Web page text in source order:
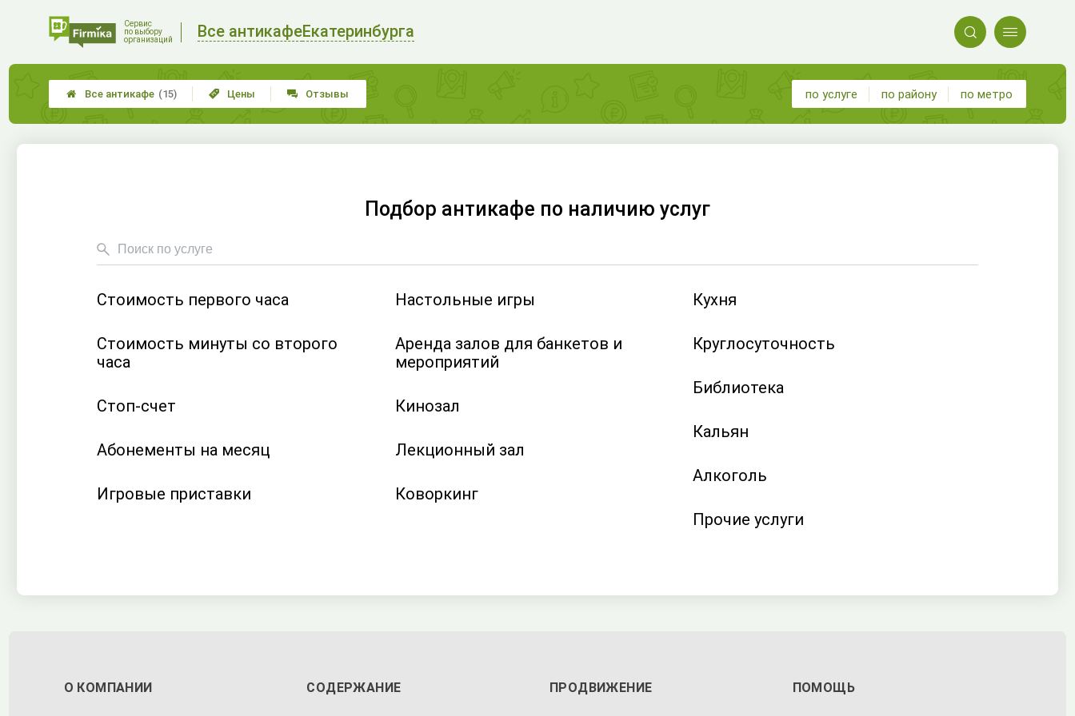
Сервис
по выбору
организаций
Все антикафеЕкатеринбурга  
 Отзывы
 Цены
 Все антикафе (15) по услуге по району по метро
Подбор антикафе по наличию услуг
Стоимость первого часа
Стоимость минуты со второго
часа
Стоп-счет
Абонементы на месяц
Игровые приставки
Настольные игры
Аренда залов для банкетов и
мероприятий
Кинозал
Лекционный зал
Коворкинг
Кухня
Круглосуточность
Библиотека
Кальян
Алкоголь
Прочие услуги
О КОМПАНИИ СОДЕРЖАНИЕ ПРОДВИЖЕНИЕ ПОМОЩЬ